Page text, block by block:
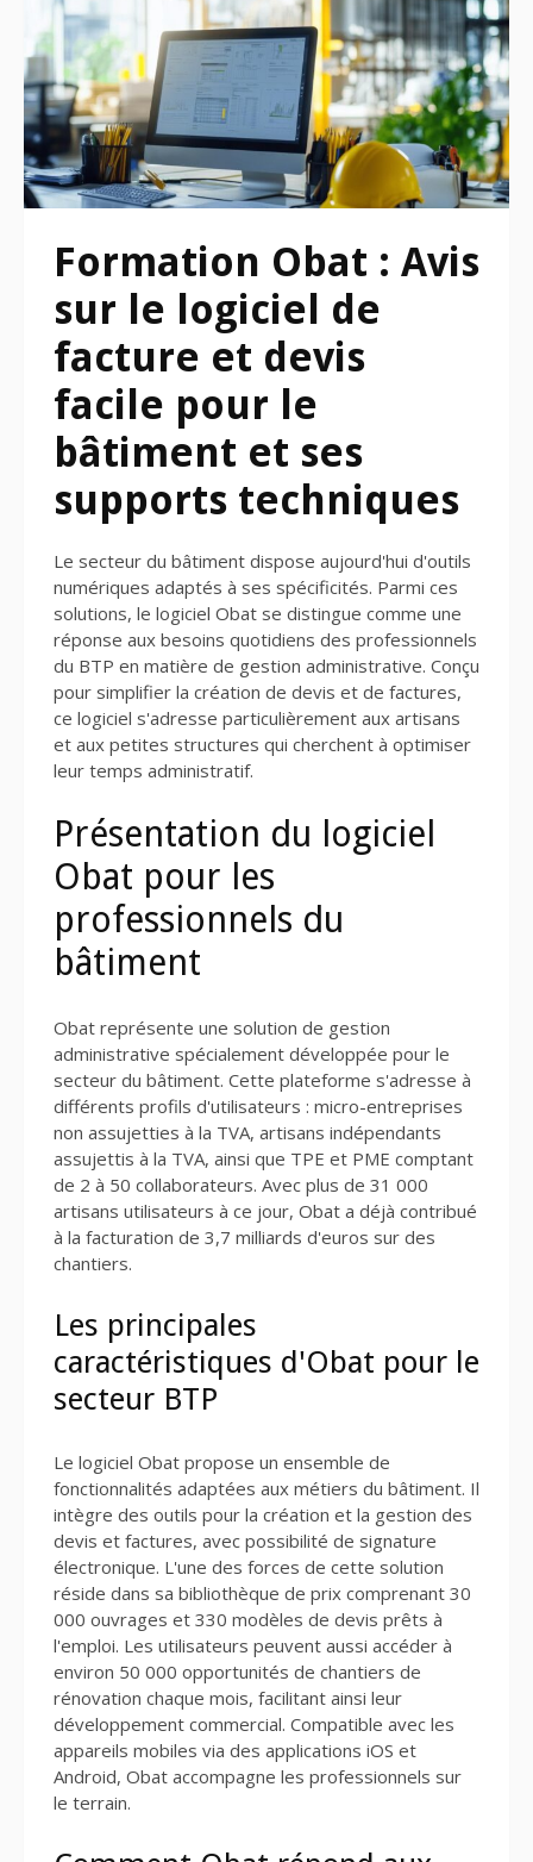
Formation Obat : Avis
sur le logiciel de
facture et devis
facile pour le
bâtiment et ses
supports techniques
Le secteur du bâtiment dispose aujourd'hui d'outils
numériques adaptés à ses spécificités. Parmi ces
solutions, le logiciel Obat se distingue comme une
réponse aux besoins quotidiens des professionnels
du BTP en matière de gestion administrative. Conçu
pour simplifier la création de devis et de factures,
ce logiciel s'adresse particulièrement aux artisans
et aux petites structures qui cherchent à optimiser
leur temps administratif.
Présentation du logiciel
Obat pour les
professionnels du
bâtiment
Obat représente une solution de gestion
administrative spécialement développée pour le
secteur du bâtiment. Cette plateforme s'adresse à
différents profils d'utilisateurs : micro-entreprises
non assujetties à la TVA, artisans indépendants
assujettis à la TVA, ainsi que TPE et PME comptant
de 2 à 50 collaborateurs. Avec plus de 31 000
artisans utilisateurs à ce jour, Obat a déjà contribué
à la facturation de 3,7 milliards d'euros sur des
chantiers.
Les principales
caractéristiques d'Obat pour le
secteur BTP
Le logiciel Obat propose un ensemble de
fonctionnalités adaptées aux métiers du bâtiment. Il
intègre des outils pour la création et la gestion des
devis et factures, avec possibilité de signature
électronique. L'une des forces de cette solution
réside dans sa bibliothèque de prix comprenant 30
000 ouvrages et 330 modèles de devis prêts à
l'emploi. Les utilisateurs peuvent aussi accéder à
environ 50 000 opportunités de chantiers de
rénovation chaque mois, facilitant ainsi leur
développement commercial. Compatible avec les
appareils mobiles via des applications iOS et
Android, Obat accompagne les professionnels sur
le terrain.